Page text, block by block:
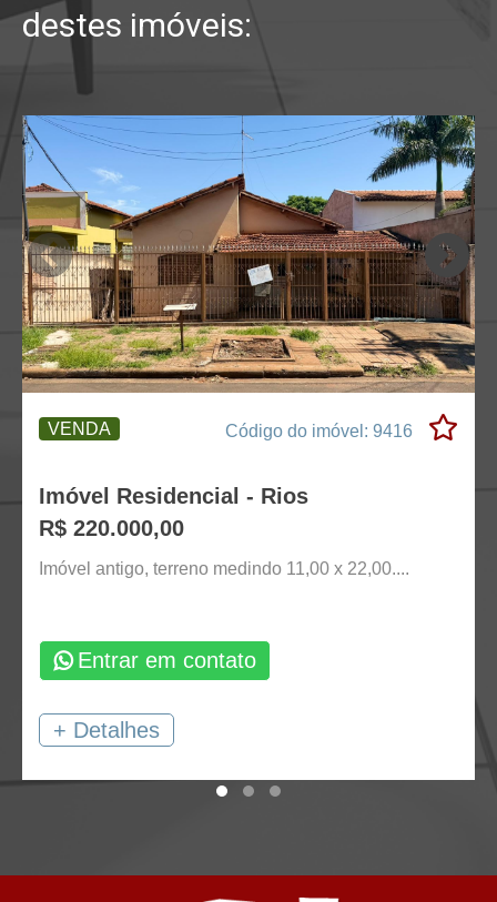
destes imóveis:
VENDA Código do imóvel: 9416
Imóvel Residencial - Rios
R$ 220.000,00
Imóvel antigo, terreno medindo 11,00 x 22,00....
Entrar em contato
+ Detalhes